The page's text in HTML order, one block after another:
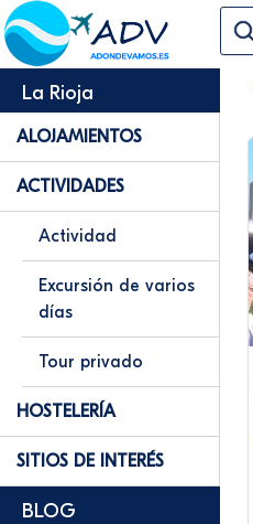
La Rioja
ALOJAMIENTOS
ACTIVIDADES
Actividad
Excursión de varios
días
Tour privado
HOSTELERÍA
SITIOS DE INTERÉS
BLOG